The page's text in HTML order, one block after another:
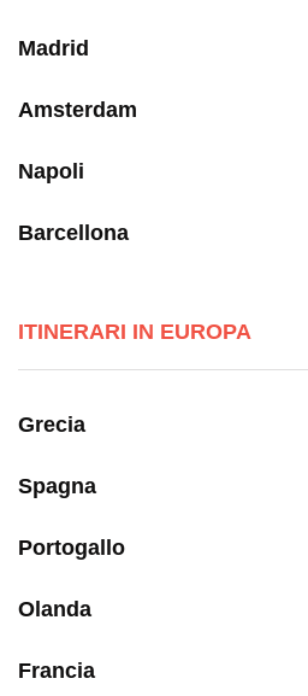
Madrid
Amsterdam
Napoli
Barcellona
ITINERARI IN EUROPA
Grecia
Spagna
Portogallo
Olanda
Francia